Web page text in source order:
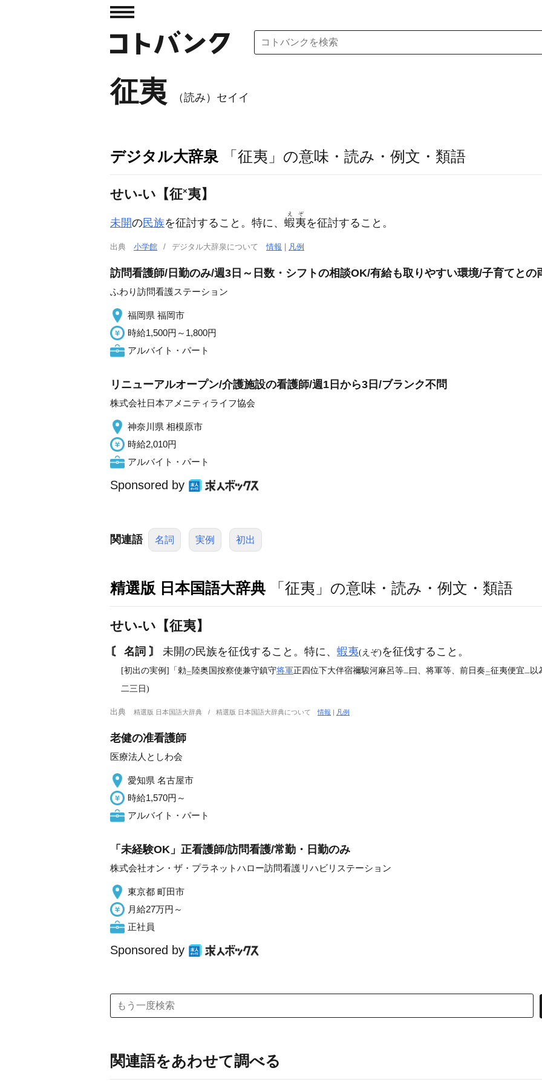
征夷 （読み）セイイ
デジタル大辞泉 「征夷」の意味・読み・例文・類語
せい‐い【征×夷】
未開の民族を征討すること。特に、 蝦夷
えぞ
を征討すること。
出典 小学館 デジタル大辞泉について情報 凡例
訪問看護師/日勤のみ/週3日～日数・シフトの相談OK/有給も取りやすい環境/子育てとの
ふわり訪問看護ステーション
福岡県 福岡市
時給1,500円～1,800円
アルバイト・パート
リニューアルオープン/介護施設の看護師/週1日から3日/ブランク不問
株式会社日本アメニティライフ協会
神奈川県 相模原市
時給2,010円
アルバイト・パート
Sponsored by
関連語 名詞 実例 初出
精選版 日本国語大辞典 「征夷」の意味・読み・例文・類語
せい‐い【征夷】
〘 名詞 〙 未開の民族を征伐すること。特に、 蝦夷(えぞ)を征伐すること。
[初出の実例]「勅二陸奥国按察使兼守鎮守将軍正四位下大伴宿禰駿河麻呂等一曰、将軍等、前日奏二征夷便宜一 以
二三日)
出典 精選版 日本国語大辞典 精選版 日本国語大辞典について情報 | 凡例
老健の准看護師
医療法人としわ会
愛知県 名古屋市
時給1,570円～
アルバイト・パート
「未経験OK」正看護師/訪問看護/常勤・日勤のみ
株式会社オン・ザ・プラネットハロー訪問看護リハビリステーション
東京都 町田市
月給27万円～
正社員
Sponsored by
関連語をあわせて調べる